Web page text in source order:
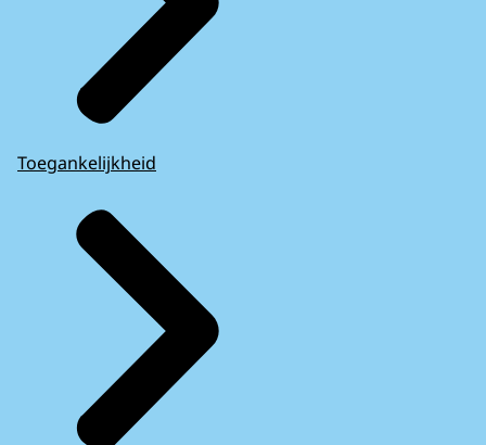
Toegankelijkheid